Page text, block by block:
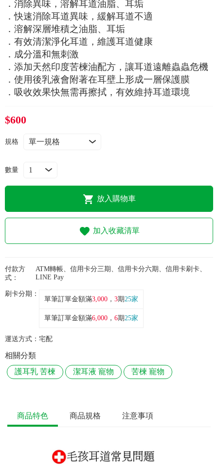
購物流程
會員專區
常見問題
折價券、紅利說明
．消除異味，溶解耳道油脂、耳垢
．快速消除耳道異味，緩解耳道不適
．溶解深層堆積之油脂、耳垢
．有效清潔淨化耳道，維護耳道健康
．成分溫和無刺激
．添加天然印度苦楝油配方，讓耳道遠離蟲蟲危機
．使用後乳液會附著在耳壁上形成一層保護膜
．吸收效果快無需再擦拭，有效維持耳道環境
$600
規格
數量
放入購物車
加入收藏清單
付款方
式：
ATM轉帳、信用卡分三期、信用卡分六期、信用卡刷卡、
LINE Pay
刷卡分期：
單筆訂單金額滿3,000 ， 3期25家
單筆訂單金額滿6,000 ， 6期25家
運送方式： 宅配
相關分類
護耳乳 苦楝
潔耳液 寵物 苦楝 寵物
商品特色 商品規格 注意事項